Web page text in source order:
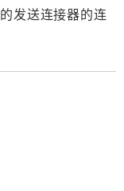
发送连接器的连